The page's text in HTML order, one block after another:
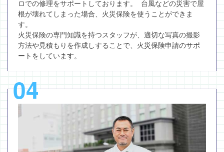
ロでの修理をサポートしております。 台風などの災害で屋
根が壊れてしまった場合、火災保険を使うことができま
す。
火災保険の専門知識を持つスタッフが、適切な写真の撮影
方法や見積もりを作成しすることで、火災保険申請のサポ
ートをしています。
04